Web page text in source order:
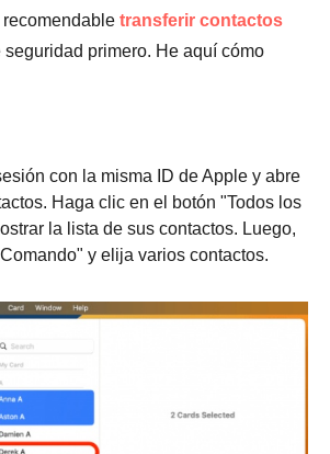
recomendable transferir contactos
seguridad primero. He aquí cómo
con la misma ID de Apple y abre
Haga clic en el botón "Todos los
la lista de sus contactos. Luego,
y elija varios contactos.